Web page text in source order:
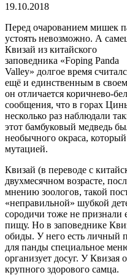
19.10.2018
Перед очарованием мишек
устоять невозможно. А
Квизай из китайского
заповедника «Foping Panda
Valley» долгое время
ещё и единственным в
он отличается коричнево-
сообщения, что в горах
несколько раз наблюдали
этот бамбуковый медведь
необычного окраса,
мутацией.
Квизай (в переводе с
двухмесячном возрасте,
мнению зоологов, такой
«неправильной» шубкой
сородичи тоже не признали
пищу. Но в заповеднике
обиды. У него есть личный
для панды специальное
организует досуг. У
крупного здорового самца.